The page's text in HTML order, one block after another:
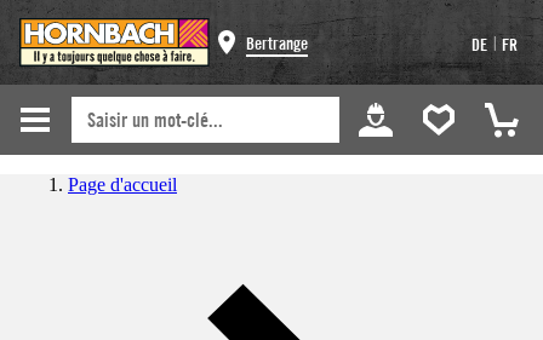
Bertrange DE | FR
Page d'accueil